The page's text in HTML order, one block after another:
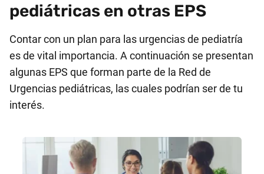
pediátricas en otras EPS
Contar con un plan para las urgencias de pediatría
es de vital importancia. A continuación se presentan
algunas EPS que forman parte de la Red de
Urgencias pediátricas, las cuales podrían ser de tu
interés.